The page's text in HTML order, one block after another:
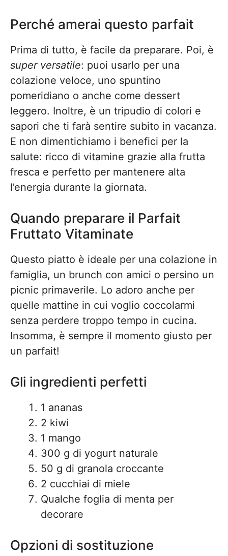
Perché amerai questo parfait
Prima di tutto, è facile da preparare. Poi, è
super versatile: puoi usarlo per una
colazione veloce, uno spuntino
pomeridiano o anche come dessert
leggero. Inoltre, è un tripudio di colori e
sapori che ti farà sentire subito in vacanza.
E non dimentichiamo i benefici per la
salute: ricco di vitamine grazie alla frutta
fresca e perfetto per mantenere alta
l’energia durante la giornata.
Quando preparare il Parfait
Fruttato Vitaminate
Questo piatto è ideale per una colazione in
famiglia, un brunch con amici o persino un
picnic primaverile. Lo adoro anche per
quelle mattine in cui voglio coccolarmi
senza perdere troppo tempo in cucina.
Insomma, è sempre il momento giusto per
un parfait!
Gli ingredienti perfetti
1 ananas
2 kiwi
1 mango
300 g di yogurt naturale
50 g di granola croccante
2 cucchiai di miele
Qualche foglia di menta per
decorare
Opzioni di sostituzione